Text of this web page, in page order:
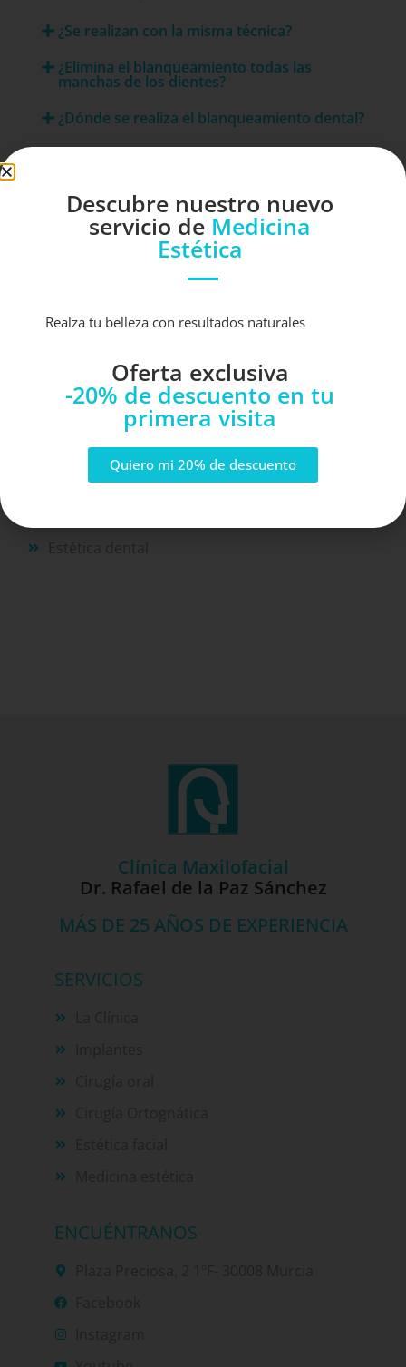
¿Se realizan con la misma técnica?
¿Elimina el blanqueamiento todas las
manchas de los dientes?
¿Dónde se realiza el blanqueamiento dental?
TRATAMIENTOS
Implantes
Cirugía ortognática
Otras cirugías
Ortodoncia
Odontología general
Clínica Maxilofacial
Dr. Rafael de la Paz Sánchez
MÁS DE 25 AÑOS DE EXPERIENCIA
SERVICIOS
ENCUÉNTRANOS
Descubre nuestro nuevo
servicio de Medicina
Estética
Realza tu belleza con resultados naturales
Oferta exclusiva
-20% de descuento en tu
primera visita
Quiero mi 20% de descuento